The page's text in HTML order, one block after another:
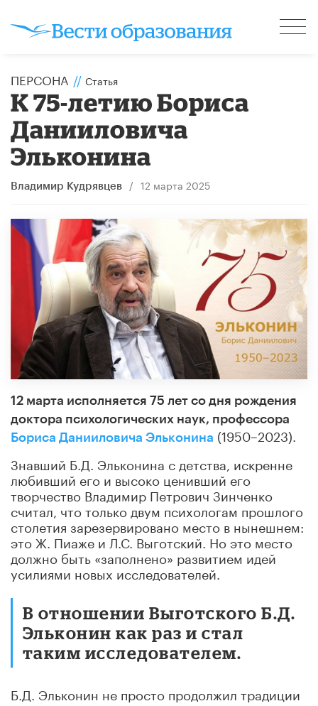
ПЕРСОНА // Статья
К 75-летию Бориса
Данииловича
Эльконина
Владимир Кудрявцев / 12 марта 2025
12 марта исполняется 75 лет со дня рождения
доктора психологических наук, профессора
Бориса Данииловича Эльконина (1950–2023).
Знавший Б.Д. Эльконина с детства, искренне
любивший его и высоко ценивший его
творчество Владимир Петрович Зинченко
считал, что только двум психологам прошлого
столетия зарезервировано место в нынешнем:
это Ж. Пиаже и Л.С. Выготский. Но это место
должно быть «заполнено» развитием идей
усилиями новых исследователей.
В отношении Выготского Б.Д.
Эльконин как раз и стал
таким исследователем.
Б.Д. Эльконин не просто продолжил традиции